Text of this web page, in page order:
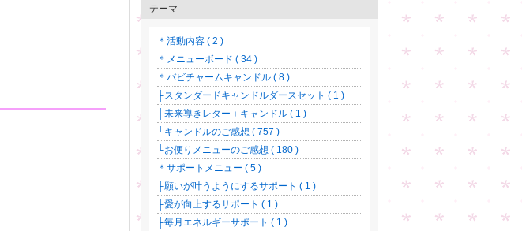
テーマ
＊活動内容 ( 2 )
＊メニューボード ( 34 )
＊バビチャームキャンドル ( 8 )
├スタンダードキャンドルダースセット ( 1 )
├未来導きレター＋キャンドル ( 1 )
└キャンドルのご感想 ( 757 )
└お便りメニューのご感想 ( 180 )
＊サポートメニュー ( 5 )
├願いが叶うようにするサポート ( 1 )
├愛が向上するサポート ( 1 )
├毎月エネルギーサポート ( 1 )